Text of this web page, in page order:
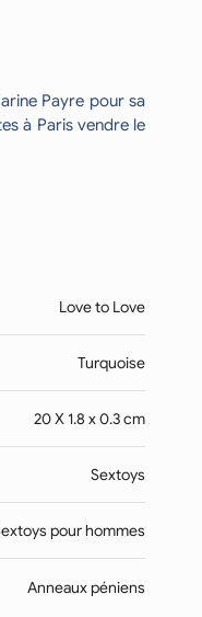
Payre pour sa
à Paris vendre le
Love to Love
Turquoise
20 X 1.8 x 0.3 cm
Sextoys
pour hommes
Anneaux péniens